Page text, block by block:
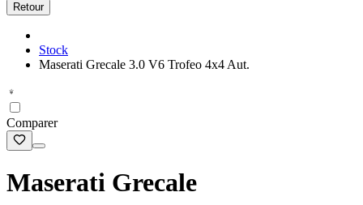
Retour
Stock
Maserati Grecale 3.0 V6 Trofeo 4x4 Aut.
Comparer
Maserati Grecale